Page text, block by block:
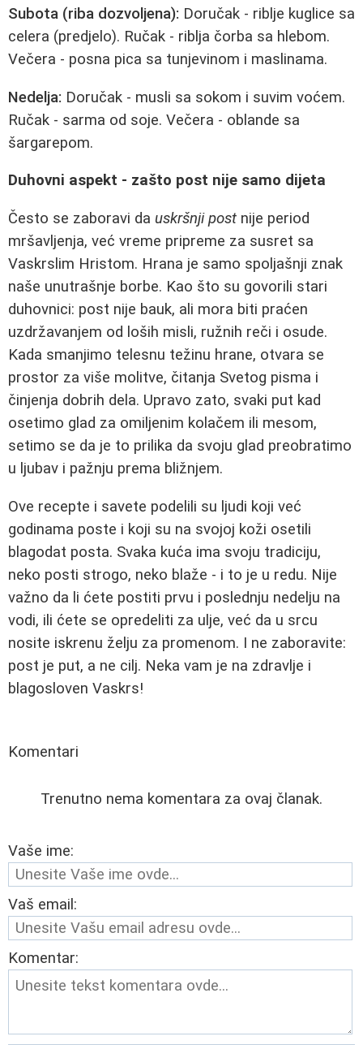
Subota (riba dozvoljena): Doručak - riblje kuglice sa
celera (predjelo). Ručak - riblja čorba sa hlebom.
Večera - posna pica sa tunjevinom i maslinama.
Nedelja: Doručak - musli sa sokom i suvim voćem.
Ručak - sarma od soje. Večera - oblande sa
šargarepom.
Duhovni aspekt - zašto post nije samo dijeta
Često se zaboravi da uskršnji post nije period
mršavljenja, već vreme pripreme za susret sa
Vaskrslim Hristom. Hrana je samo spoljašnji znak
naše unutrašnje borbe. Kao što su govorili stari
duhovnici: post nije bauk, ali mora biti praćen
uzdržavanjem od loših misli, ružnih reči i osude.
Kada smanjimo telesnu težinu hrane, otvara se
prostor za više molitve, čitanja Svetog pisma i
činjenja dobrih dela. Upravo zato, svaki put kad
osetimo glad za omiljenim kolačem ili mesom,
setimo se da je to prilika da svoju glad preobratimo
u ljubav i pažnju prema bližnjem.
Ove recepte i savete podelili su ljudi koji već
godinama poste i koji su na svojoj koži osetili
blagodat posta. Svaka kuća ima svoju tradiciju,
neko posti strogo, neko blaže - i to je u redu. Nije
važno da li ćete postiti prvu i poslednju nedelju na
vodi, ili ćete se opredeliti za ulje, već da u srcu
nosite iskrenu želju za promenom. I ne zaboravite:
post je put, a ne cilj. Neka vam je na zdravlje i
blagosloven Vaskrs!
Komentari
Trenutno nema komentara za ovaj članak.
Vaše ime:
Vaš email:
Komentar: